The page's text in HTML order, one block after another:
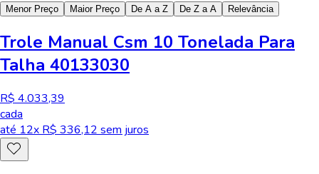
Menor Preço Maior Preço De A a Z De Z a A Relevância
Trole Manual Csm 10 Tonelada Para
Talha 40133030
R$ 4.033,39
cada
até 12x R$ 336,12 sem juros